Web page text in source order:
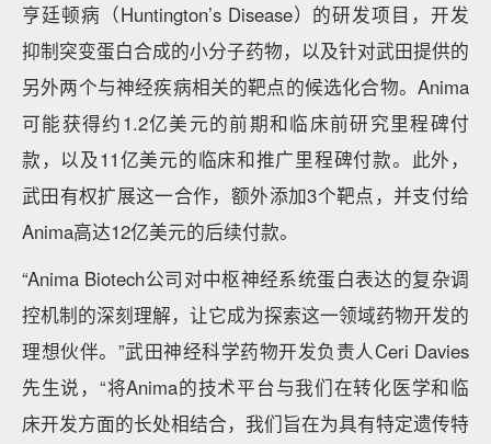
亨廷顿病（Huntington’s Disease）的研发项目，开发
抑制突变蛋白合成的小分子药物，以及针对武田提供的
另外两个与神经疾病相关的靶点的候选化合物。Anima
可能获得约1.2亿美元的前期和临床前研究里程碑付
款，以及11亿美元的临床和推广里程碑付款。此外，
武田有权扩展这一合作，额外添加3个靶点，并支付给
Anima高达12亿美元的后续付款。
“Anima Biotech公司对中枢神经系统蛋白表达的复杂调
控机制的深刻理解，让它成为探索这一领域药物开发的
理想伙伴。”武田神经科学药物开发负责人Ceri Davies
先生说，“将Anima的技术平台与我们在转化医学和临
床开发方面的长处相结合，我们旨在为具有特定遗传特